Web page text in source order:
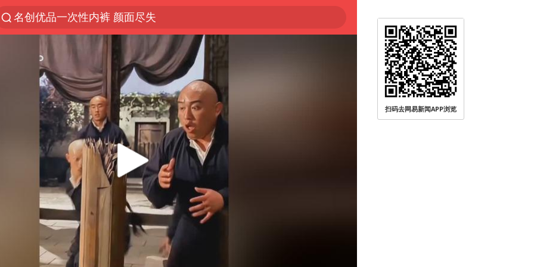
名创优品一次性内裤 颜面尽失
“China Cool”火了，老外爱上中国避暑游
台风白海豚闭眼浙江上海处于危险半圆
伊斯兰版北约来了吗
新疆阿克苏地震
香港宏福苑火灾或由烟头引起
中国父女泰国骑摩托车坠崖1死1伤
网约车司机充电时猝死保险拒赔
浙江台州《告全体市民书》
四川宜宾3.4级地震
周末打虎 宋致远被查
扫码去网易新闻APP浏览